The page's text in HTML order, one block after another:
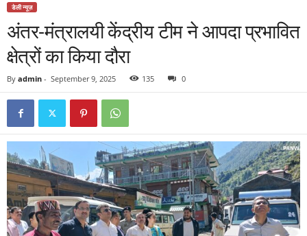
डेली न्यूज़
अंतर-मंत्रालयी केंद्रीय टीम ने आपदा प्रभावित
क्षेत्रों का किया दौरा
By admin - September 9, 2025 135 0